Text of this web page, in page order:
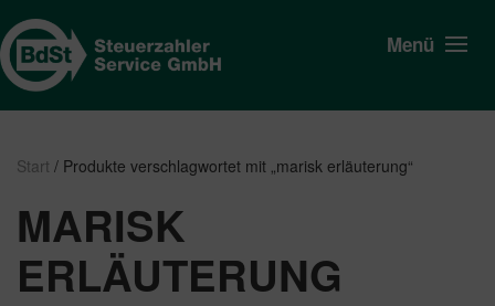
Menü
Start / Produkte verschlagwortet mit „marisk erläuterung“
MARISK
ERLÄUTERUNG